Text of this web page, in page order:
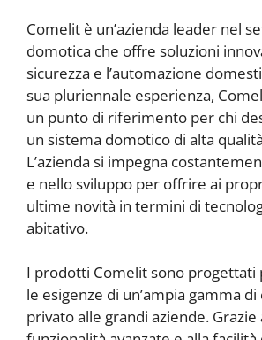
Comelit è un’azienda leader nel
domotica che offre soluzioni
sicurezza e l’automazione
sua pluriennale esperienza,
un punto di riferimento per chi
un sistema domotico di alta
L’azienda si impegna
e nello sviluppo per offrire ai
ultime novità in termini di
abitativo.
I prodotti Comelit sono progettati
le esigenze di un’ampia gamma di
privato alle grandi aziende.